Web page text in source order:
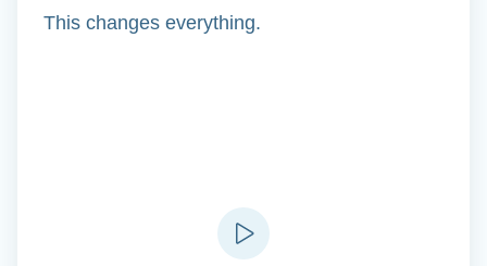
This changes everything.